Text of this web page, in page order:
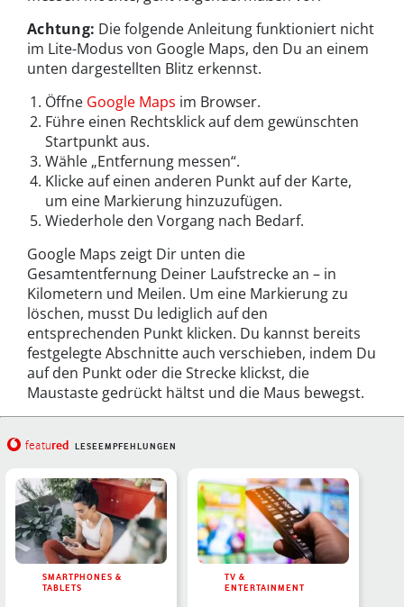
Achtung: Die folgende Anleitung funktioniert nicht
im Lite-Modus von Google Maps, den Du an einem
unten dargestellten Blitz erkennst.
Öffne Google Maps im Browser.
Führe einen Rechtsklick auf dem gewünschten
Startpunkt aus.
Wähle „Entfernung messen“.
Klicke auf einen anderen Punkt auf der Karte,
um eine Markierung hinzuzufügen.
Wiederhole den Vorgang nach Bedarf.
Google Maps zeigt Dir unten die
Gesamtentfernung Deiner Laufstrecke an – in
Kilometern und Meilen. Um eine Markierung zu
löschen, musst Du lediglich auf den
entsprechenden Punkt klicken. Du kannst bereits
festgelegte Abschnitte auch verschieben, indem Du
auf den Punkt oder die Strecke klickst, die
Maustaste gedrückt hältst und die Maus bewegst.
featured LESEEMPFEHLUNGEN
SMARTPHONES &
TABLETS
TV &
ENTERTAINMENT